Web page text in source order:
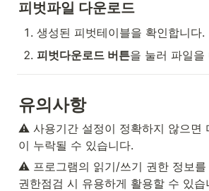
피벗파일 다운로드
생성된 피벗테이블을 확인합니다.
피벗다운로드 버튼을 눌러 파일을
유의사항
⚠️ 사용기간 설정이 정확하지 않으면
이 누락될 수 있습니다.
⚠️ 프로그램의 읽기/쓰기 권한 정보를
권한점검 시 유용하게 활용할 수 있습